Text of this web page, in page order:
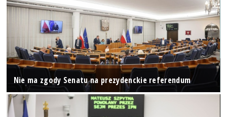
Nie ma zgody Senatu na prezydenckie referendum